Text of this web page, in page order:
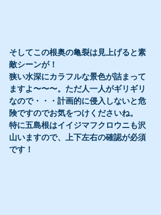
そしてこの根奥の亀裂は見上げると素
敵シーンが！
狭い水深にカラフルな景色が詰まって
ますよ〜〜〜。ただ人一人がギリギリ
なので・・・計画的に侵入しないと危
険ですのでお気をつけくださいね。
特に五島根はイイジマフクロウニも沢
山いますので、上下左右の確認が必須
です！